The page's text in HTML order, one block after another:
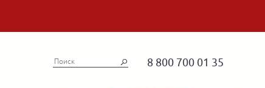
8 800 700 01 35